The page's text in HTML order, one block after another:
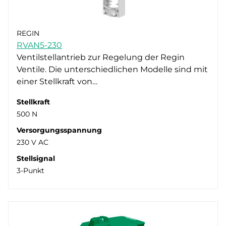
REGIN
RVAN5-230
Ventilstellantrieb zur Regelung der Regin
Ventile. Die unterschiedlichen Modelle sind mit
einer Stellkraft von…
Stellkraft
500 N
Versorgungsspannung
230 V AC
Stellsignal
3-Punkt